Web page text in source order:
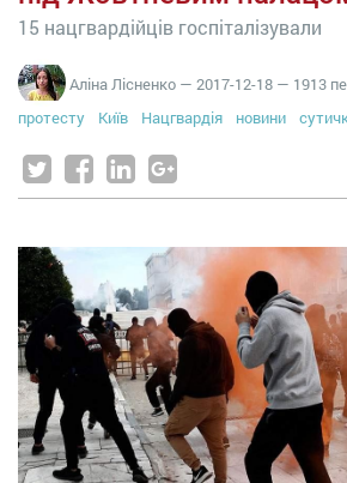
15 нацгвардійців госпіталізували
Аліна Лісненко — 2017-12-18 — 1913
протесту
Київ Нацгвардія новини